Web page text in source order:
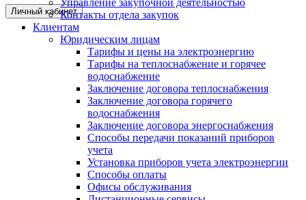
Личный кабинет
Управление закупочной деятельностью
Контакты отдела закупок
Клиентам
Юридическим лицам
Тарифы и цены на электроэнергию
Тарифы на теплоснабжение и горячее
водоснабжение
Заключение договора теплоснабжения
Заключение договора горячего
водоснабжения
Заключение договора энергоснабжения
Способы передачи показаний приборов
учета
Установка приборов учета электроэнергии
Способы оплаты
Офисы обслуживания